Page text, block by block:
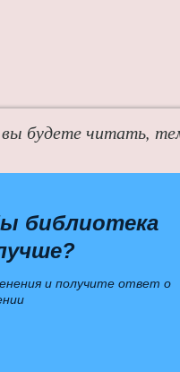
будете читать,
библиотека
и получите ответ о